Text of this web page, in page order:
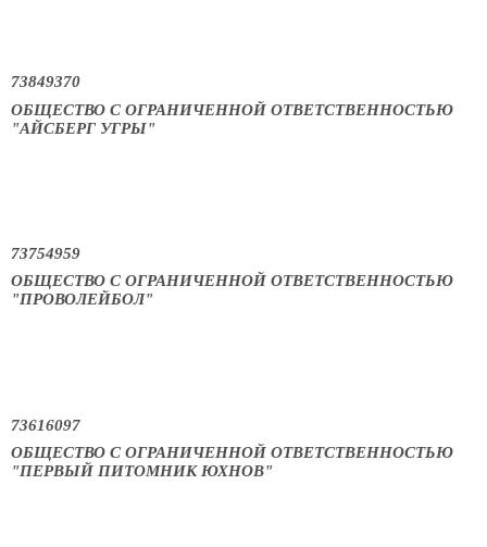
73849370
ОБЩЕСТВО С ОГРАНИЧЕННОЙ ОТВЕТСТВЕННОСТЬЮ
"АЙСБЕРГ УГРЫ"
73754959
ОБЩЕСТВО С ОГРАНИЧЕННОЙ ОТВЕТСТВЕННОСТЬЮ
"ПРОВОЛЕЙБОЛ"
73616097
ОБЩЕСТВО С ОГРАНИЧЕННОЙ ОТВЕТСТВЕННОСТЬЮ
"ПЕРВЫЙ ПИТОМНИК ЮХНОВ"